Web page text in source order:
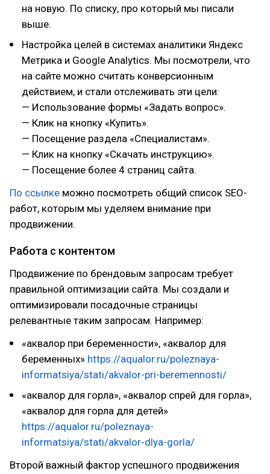
на новую. По списку, про который мы писали
выше.
Настройка целей в системах аналитики Яндекс
Метрика и Google Analytics. Мы посмотрели, что
на сайте можно считать конверсионным
действием, и стали отслеживать эти цели:
— Использование формы «Задать вопрос».
— Клик на кнопку «Купить».
— Посещение раздела «Специалистам».
— Клик на кнопку «Скачать инструкцию».
— Посещение более 4 страниц сайта.
По ссылке можно посмотреть общий список SEO-
работ, которым мы уделяем внимание при
продвижении.
Работа с контентом
Продвижение по брендовым запросам требует
правильной оптимизации сайта. Мы создали и
оптимизировали посадочные страницы
релевантные таким запросам. Например:
«аквалор при беременности», «аквалор для
беременных» https://aqualor.ru/poleznaya-
informatsiya/stati/akvalor-pri-beremennosti/
«аквалор для горла», «аквалор спрей для горла»,
«аквалор для горла для детей»
https://aqualor.ru/poleznaya-
informatsiya/stati/akvalor-dlya-gorla/
Второй важный фактор успешного продвижения